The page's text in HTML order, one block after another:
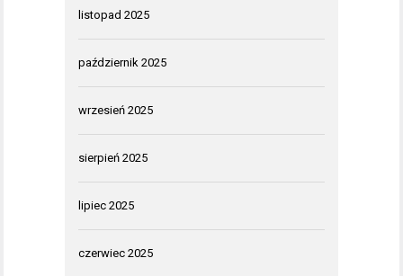
listopad 2025
październik 2025
wrzesień 2025
sierpień 2025
lipiec 2025
czerwiec 2025